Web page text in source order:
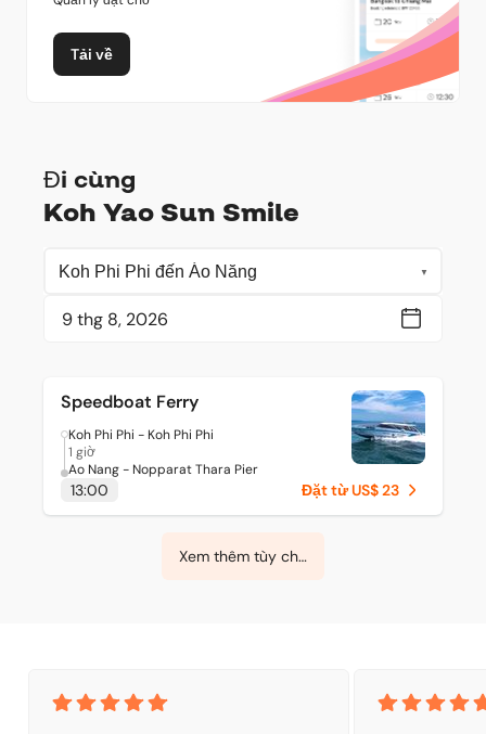
Tải về
Đi cùng
Koh Yao Sun Smile
Speedboat Ferry
Koh Phi Phi - Koh Phi Phi
1 giờ
Ao Nang - Nopparat Thara Pier
13:00 Đặt từ US$ 23
Xem thêm tùy chọn